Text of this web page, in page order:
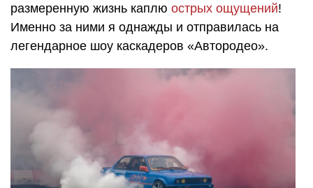
размеренную жизнь каплю острых ощущений!
Именно за ними я однажды и отправилась на
легендарное шоу каскадеров «Автородео».